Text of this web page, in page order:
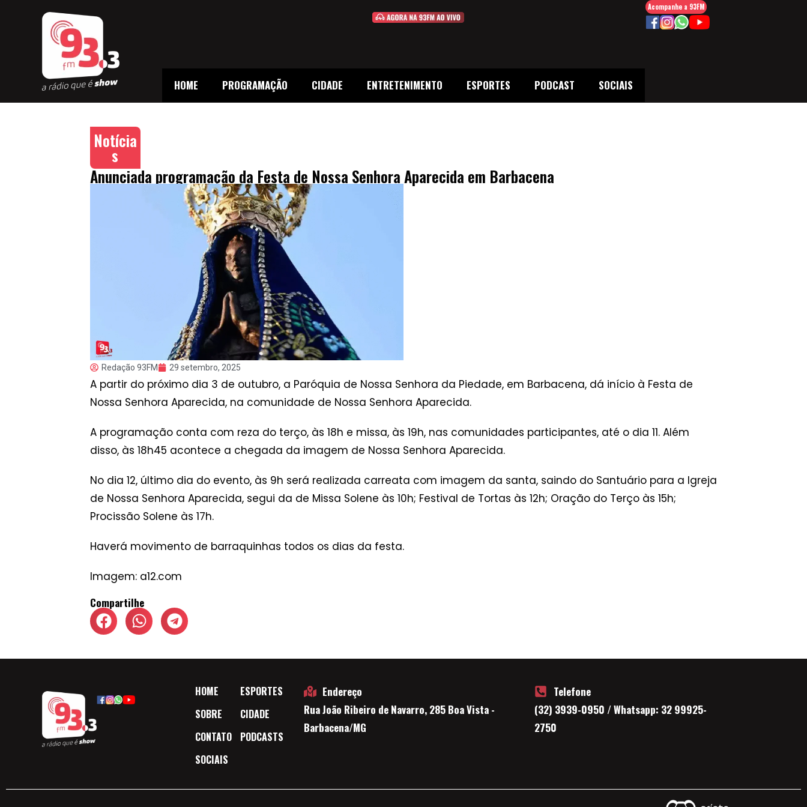
HOME PROGRAMAÇÃO CIDADE ENTRETENIMENTO ESPORTES PODCAST SOCIAIS
Acompanhe a 93FM
Notícia
s
Anunciada programação da Festa de Nossa Senhora Aparecida em Barbacena
Redação 93FM 29 setembro, 2025
A partir do próximo dia 3 de outubro, a Paróquia de Nossa Senhora da Piedade, em Barbacena, dá início à Festa de
Nossa Senhora Aparecida, na comunidade de Nossa Senhora Aparecida.
A programação conta com reza do terço, às 18h e missa, às 19h, nas comunidades participantes, até o dia 11. Além
disso, às 18h45 acontece a chegada da imagem de Nossa Senhora Aparecida.
No dia 12, último dia do evento, às 9h será realizada carreata com imagem da santa, saindo do Santuário para a Igreja
de Nossa Senhora Aparecida, segui da de Missa Solene às 10h; Festival de Tortas às 12h; Oração do Terço às 15h;
Procissão Solene às 17h.
Haverá movimento de barraquinhas todos os dias da festa.
Imagem: a12.com
Compartilhe
HOME
SOBRE
CONTATO
SOCIAIS
ESPORTES
CIDADE
PODCASTS
Endereço
Rua João Ribeiro de Navarro, 285 Boa Vista -
Barbacena/MG
Telefone
(32) 3939-0950 / Whatsapp: 32 99925-
2750